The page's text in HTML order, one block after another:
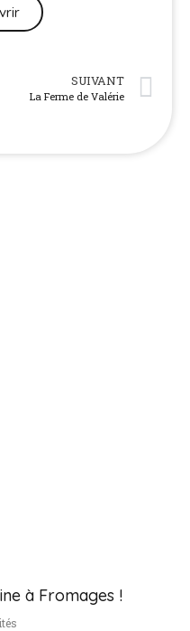
SUIVANT
La Ferme de Valérie
à Fromages !